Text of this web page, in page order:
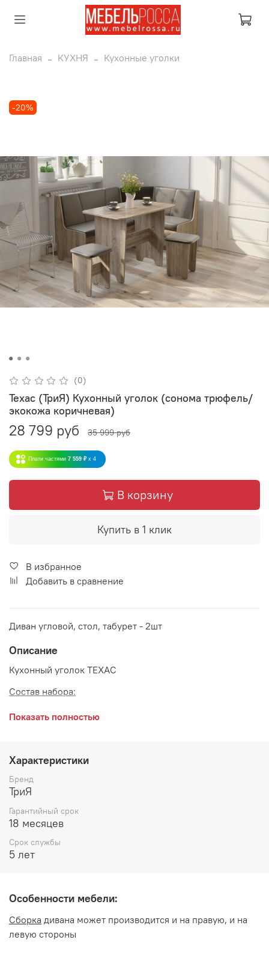
Главная КУХНЯ Кухонные уголки
-20%
(0)
Техас (ТриЯ) Кухонный уголок (сонома трюфель/
экокожа коричневая)
28 799 руб 35 999 руб
Плати частями 7 559 ₽ x 4
В корзину
Купить в 1 клик
В избранное
Добавить в сравнение
Диван угловой, стол, табурет - 2шт
Описание
Кухонный уголок ТЕХАС
Состав набора:
Диван угловой 1532*1132*800 мм
Табурет 330*330*430 мм - 2 шт
Материалы:
Каркас: ЛДСП Сонома трюфель
Обивка: Экокожа коричневая
Производитель:
Показать полностью
Характеристики
Бренд
ТриЯ
Гарантийный срок
18 месяцев
Срок службы
5 лет
Особенности мебели:
Сборка дивана может производится и на правую, и на
левую стороны